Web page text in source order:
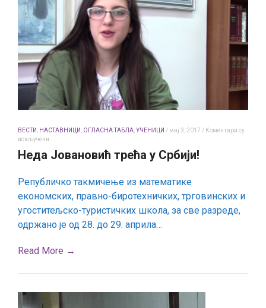
ВЕСТИ , НАСТАВНИЦИ , ОГЛАСНА ТАБЛА,УЧЕНИЦИ / мај 3, 2017 / Коментари су
искључени
Јовановић
Србији!
Неда Јовановић трећа у Србији!
Републичко такмичење из математике
економских, правно-биротехничких, трговинских и
угоститељско-туристичких школа, за све разреде,
одржано је од 28. до 29. априла…
Read More →